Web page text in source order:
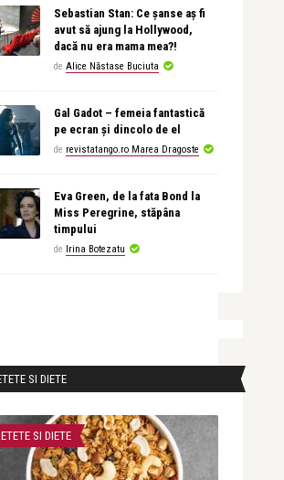
Sebastian Stan: Ce șanse aș fi
avut să ajung la Hollywood,
dacă nu era mama mea?!
de Alice Năstase Buciuta
Gal Gadot – femeia fantastică
pe ecran și dincolo de el
de revistatango.ro Marea Dragoste
Eva Green, de la fata Bond la
Miss Peregrine, stăpâna
timpului
de Irina Botezatu
SI DIETE
SI DIETE